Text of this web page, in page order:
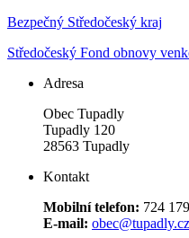
Bezpečný Středočeský kraj
Středočeský Fond obnovy
Adresa
Obec Tupadly
Tupadly 120
28563 Tupadly
Kontakt
Mobilní telefon: 724
E-mail: obec@tupadly.cz